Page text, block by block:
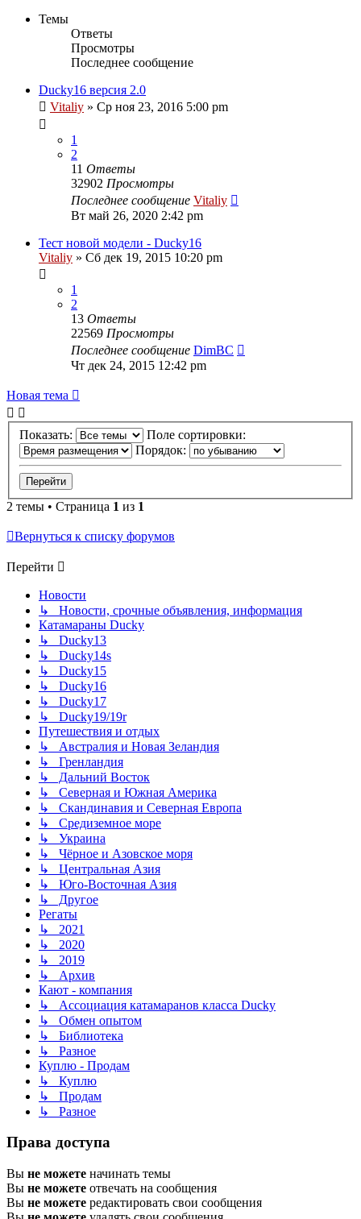
Темы
Ответы
Просмотры
Последнее сообщение
Ducky16 версия 2.0
Vitaliy » Ср ноя 23, 2016 5:00 pm
1
2
11 Ответы
32902 Просмотры
Последнее сообщение Vitaliy
Вт май 26, 2020 2:42 pm
Тест новой модели - Ducky16
Vitaliy » Сб дек 19, 2015 10:20 pm
1
2
13 Ответы
22569 Просмотры
Последнее сообщение DimBC
Чт дек 24, 2015 12:42 pm
Новая тема
Показать:
Поле сортировки:
Порядок:
2 темы • Страница 1 из 1
Вернуться к списку форумов
Перейти
Новости
↳ Новости, срочные объявления, информация
Катамараны Ducky
↳ Ducky13
↳ Ducky14s
↳ Ducky15
↳ Ducky16
↳ Ducky17
↳ Ducky19/19r
Путешествия и отдых
↳ Австралия и Новая Зеландия
↳ Гренландия
↳ Дальний Восток
↳ Северная и Южная Америка
↳ Скандинавия и Северная Европа
↳ Средиземное море
↳ Украина
↳ Чёрное и Азовское моря
↳ Центральная Азия
↳ Юго-Восточная Азия
↳ Другое
Регаты
↳ 2021
↳ 2020
↳ 2019
↳ Архив
Кают - компания
↳ Ассоциация катамаранов класса Ducky
↳ Обмен опытом
↳ Библиотека
↳ Разное
Куплю - Продам
↳ Куплю
↳ Продам
↳ Разное
Права доступа
Вы не можете начинать темы
Вы не можете отвечать на сообщения
Вы не можете редактировать свои сообщения